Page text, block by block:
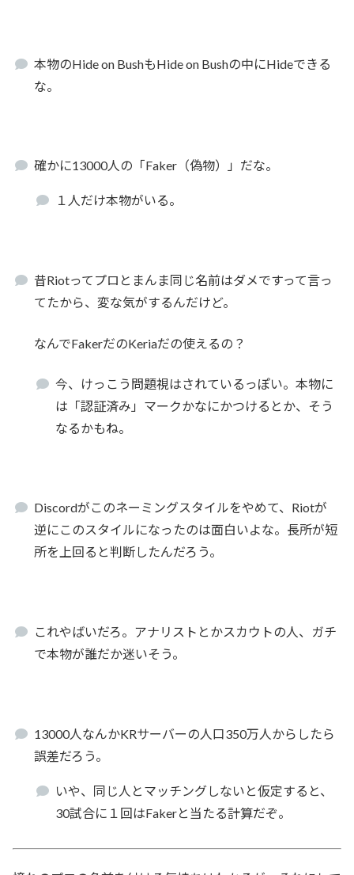
本物のHide on BushもHide on Bushの中にHideできる
な。
確かに13000人の「Faker（偽物）」だな。
１人だけ本物がいる。
昔Riotってプロとまんま同じ名前はダメですって言っ
てたから、変な気がするんだけど。
なんでFakerだのKeriaだの使えるの？
今、けっこう問題視はされているっぽい。本物に
は「認証済み」マークかなにかつけるとか、そう
なるかもね。
Discordがこのネーミングスタイルをやめて、Riotが
逆にこのスタイルになったのは面白いよな。長所が短
所を上回ると判断したんだろう。
これやばいだろ。アナリストとかスカウトの人、ガチ
で本物が誰だか迷いそう。
13000人なんかKRサーバーの人口350万人からしたら
誤差だろう。
いや、同じ人とマッチングしないと仮定すると、
30試合に１回はFakerと当たる計算だぞ。